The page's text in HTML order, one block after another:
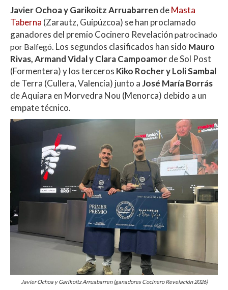
Javier Ochoa y Garikoitz Arruabarren deMasta
Taberna (Zarautz, Guipúzcoa) se han proclamado
ganadores del premio Cocinero Revelación patrocinado
por Balfegó. Los segundos clasificados han sido Mauro
Rivas, Armand Vidal y Clara Campoamorde Sol Post
(Formentera) y los terceros Kiko Rocher y Loli Sambal
de Terra (Cullera, Valencia) junto aJosé María Borrás
de Aquiara en Morvedra Nou (Menorca) debido a un
empate técnico.
Javier Ochoa y Garikoitz Arruabarren (ganadores Cocinero Revelación 2026)